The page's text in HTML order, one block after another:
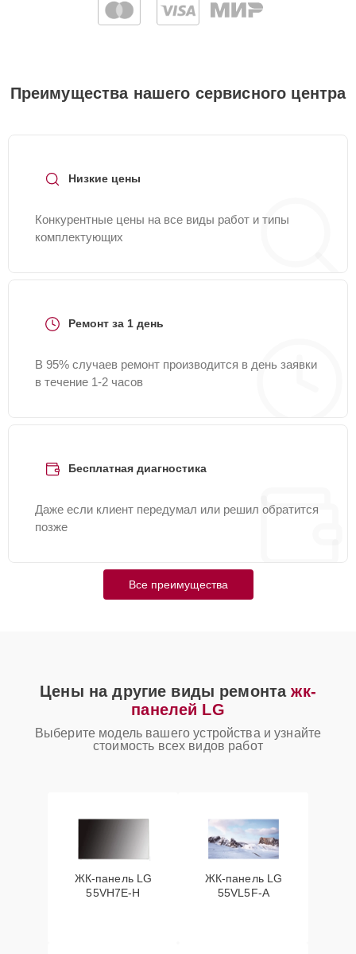
Преимущества нашего сервисного центра
Низкие цены
Конкурентные цены на все виды работ и типы
комплектующих
Ремонт за 1 день
В 95% случаев ремонт производится в день заявки
в течение 1-2 часов
Бесплатная диагностика
Даже если клиент передумал или решил обратится
позже
Все преимущества
Цены на другие виды ремонтажк-
панелей LG
Выберите модель вашего устройства и узнайте
стоимость всех видов работ
ЖК-панель LG
55VH7E-H
ЖК-панель LG
55VL5F-A